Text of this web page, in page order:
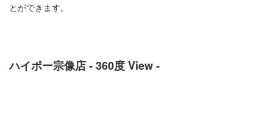
とができます。
ハイポー宗像店 - 360度 View -